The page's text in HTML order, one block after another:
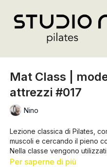
Mat Class |
attrezzi #017
Nino
Lezione classica di Pilates,
muscoli e cercando il pieno
Nella classe vengono
aumentare la difficoltà e
Per saperne di più